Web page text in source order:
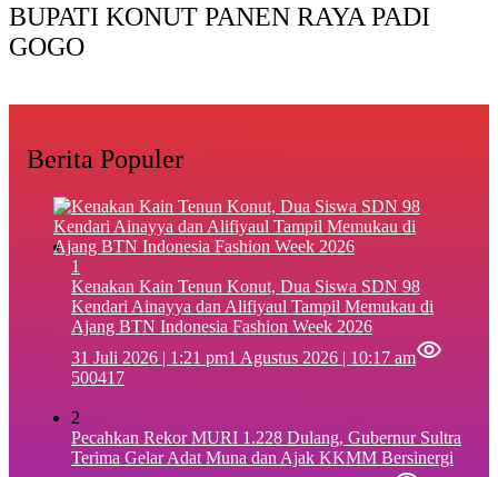
BUPATI KONUT PANEN RAYA PADI
GOGO
Berita Populer
1
‎Kenakan Kain Tenun Konut, Dua Siswa SDN 98
Kendari Ainayya dan Alifiyaul Tampil Memukau di
Ajang BTN Indonesia Fashion Week 2026
31 Juli 2026 | 1:21 pm1 Agustus 2026 | 10:17 am
500417
2
Pecahkan Rekor MURI 1.228 Dulang, Gubernur Sultra
Terima Gelar Adat Muna dan Ajak KKMM Bersinergi